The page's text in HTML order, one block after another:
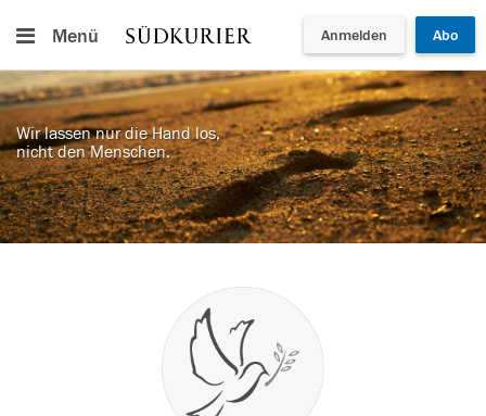
Menü Anmelden Abo
Wir lassen nur die Hand los,
nicht den Menschen.